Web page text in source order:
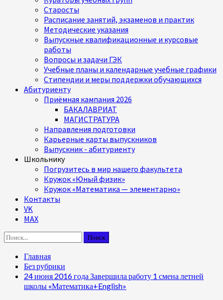
Старосты
Расписание занятий, экзаменов и практик
Методические указания
Выпускные квалификационные и курсовые
работы
Вопросы и задачи ГЭК
Учебные планы и календарные учебные графики
Стипендии и меры поддержки обучающихся
Абитуриенту
Приёмная кампания 2026
БАКАЛАВРИАТ
МАГИСТРАТУРА
Направления подготовки
Карьерные карты выпускников
Выпускник - абитуриенту
Школьнику
Погрузитесь в мир нашего факультета
Кружок «Юный физик»
Кружок «Математика — элементарно»
Контакты
VK
MAX
Найти:
Главная
Без рубрики
24 июня 2016 года Завершила работу 1 смена летней
школы «Математика+English»